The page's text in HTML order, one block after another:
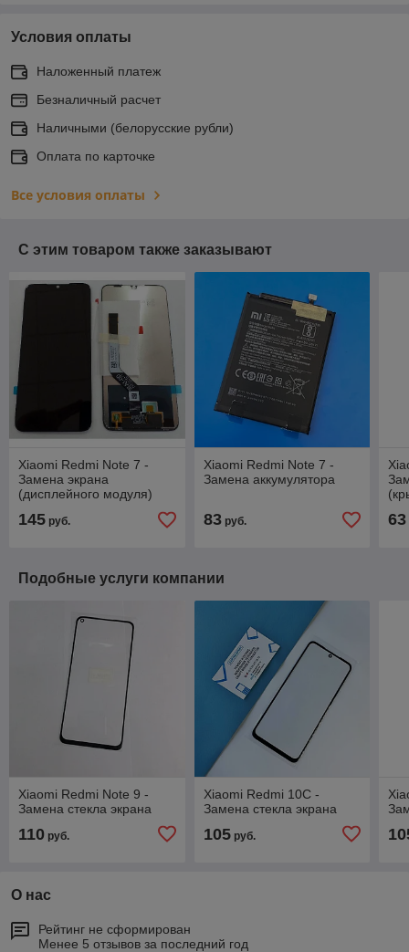
Условия оплаты
Наложенный платеж
Безналичный расчет
Наличными (белорусские рубли)
Оплата по карточке
Все условия оплаты
С этим товаром также заказывают
Xiaomi Redmi Note 7 -
Замена экрана
(дисплейного модуля)
145 руб.
Xiaomi Redmi Note 7 -
Замена аккумулятора
83руб. 63
Подобные услуги компании
Xiaomi Redmi Note 9 -
Замена стекла экрана
110 руб.
Xiaomi Redmi 10C -
Замена стекла экрана
105руб.
О нас
Рейтинг не сформирован
Менее 5 отзывов за последний год